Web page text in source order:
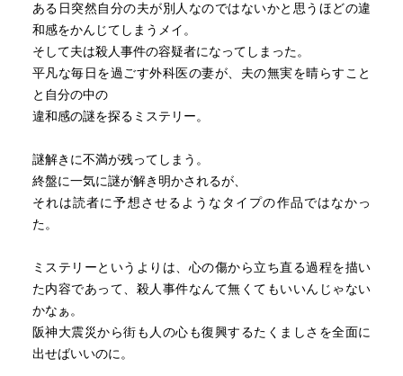
ある日突然自分の夫が別人なのではないかと思うほどの違
和感をかんじてしまうメイ。
そして夫は殺人事件の容疑者になってしまった。
平凡な毎日を過ごす外科医の妻が、夫の無実を晴らすこと
と自分の中の
違和感の謎を探るミステリー。
謎解きに不満が残ってしまう。
終盤に一気に謎が解き明かされるが、
それは読者に予想させるようなタイプの作品ではなかっ
た。
ミステリーというよりは、心の傷から立ち直る過程を描い
た内容であって、殺人事件なんて無くてもいいんじゃない
かなぁ。
阪神大震災から街も人の心も復興するたくましさを全面に
出せばいいのに。